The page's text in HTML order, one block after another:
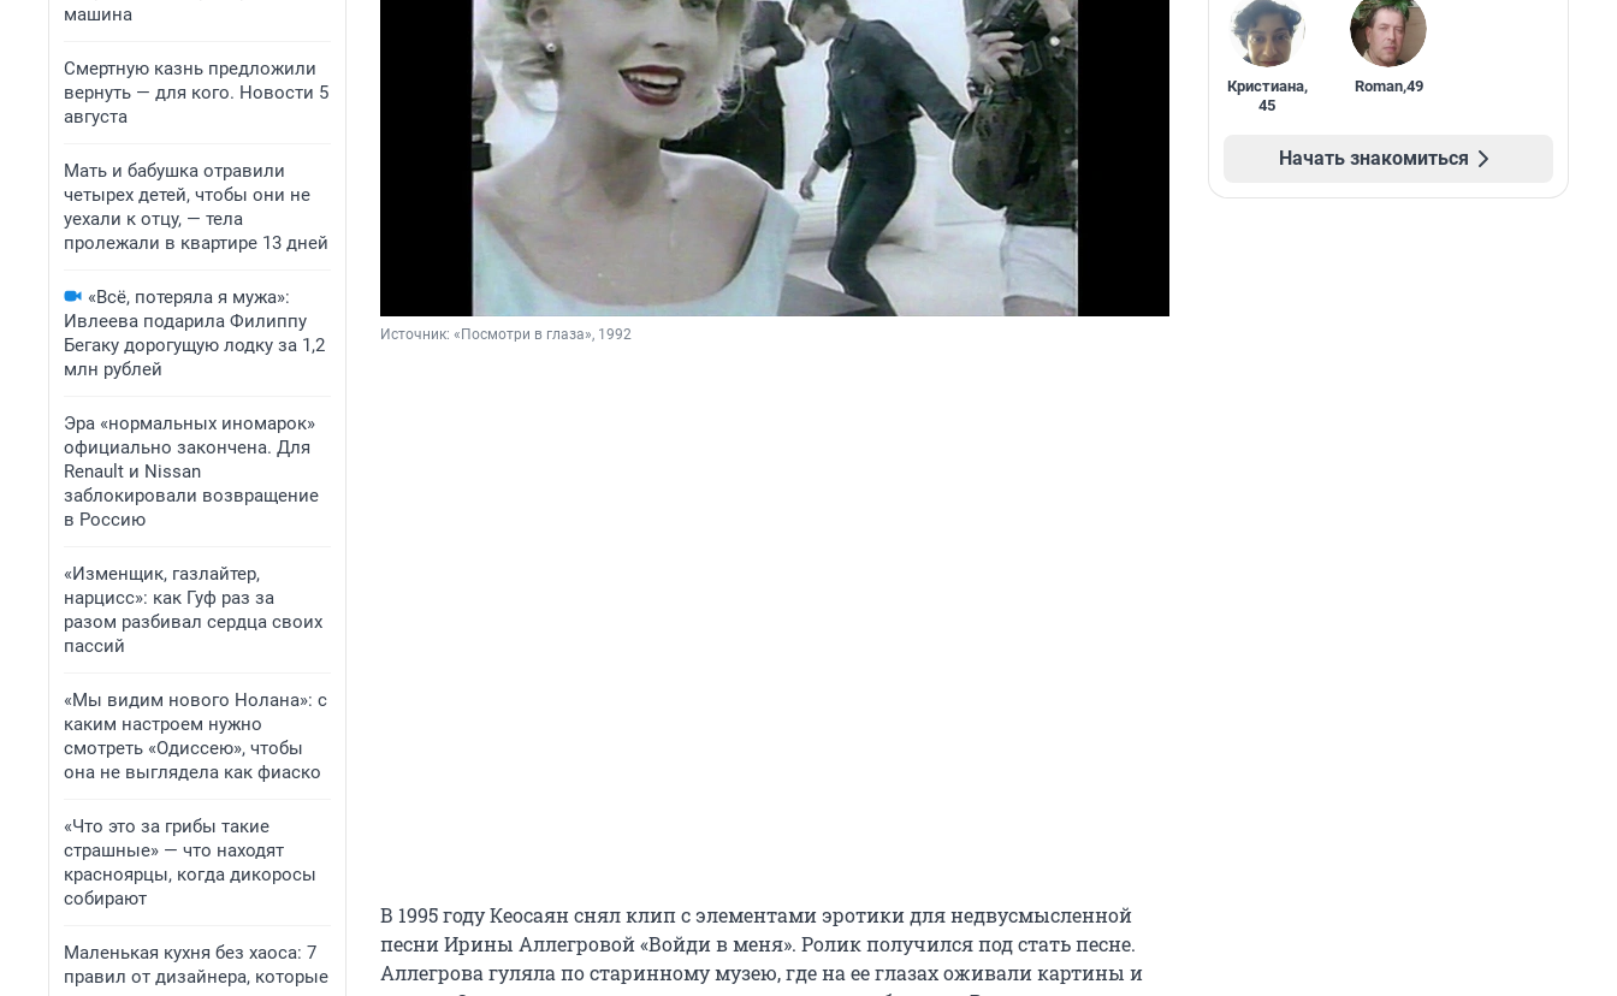
машина
Смертную казнь предложили
вернуть — для кого. Новости 5
августа
Мать и бабушка отравили
четырех детей, чтобы они не
уехали к отцу, — тела
пролежали в квартире 13 дней
«Всё, потеряла я мужа»:
Ивлеева подарила Филиппу
Бегаку дорогущую лодку за 1,2
млн рублей
Эра «нормальных иномарок»
официально закончена. Для
Renault и Nissan
заблокировали возвращение
в Россию
«Изменщик, газлайтер,
нарцисс»: как Гуф раз за
разом разбивал сердца своих
пассий
«Мы видим нового Нолана»: с
каким настроем нужно
смотреть «Одиссею», чтобы
она не выглядела как фиаско
«Что это за грибы такие
страшные» — что находят
красноярцы, когда дикоросы
собирают
Маленькая кухня без хаоса: 7
правил от дизайнера, которые
Источник: «Посмотри в глаза», 1992
В 1995 году Кеосаян снял клип с элементами эротики для недвусмысленной
песни Ирины Аллегровой «Войди в меня». Ролик получился под стать песне.
Аллегрова гуляла по старинному музею, где на ее глазах оживали картины и
Кристиана,
45
Roman,49
Начать знакомиться